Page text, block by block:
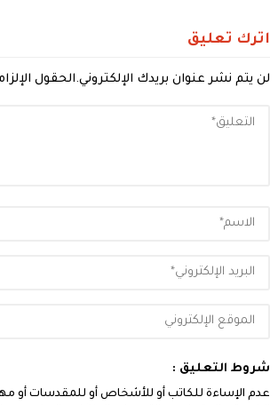
اترك تعليق
لن يتم نشر عنوان بريدك الإلكتروني.الحقول
شروط التعليق :
عدم الإساءة للكاتب أو للأشخاص أو للمقدسات أو